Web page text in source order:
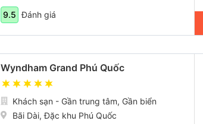
9.5 Đánh giá
Wyndham Grand Phú Quốc
Khách sạn - Gần trung tâm, Gần biển
Bãi Dài, Đặc khu Phú Quốc